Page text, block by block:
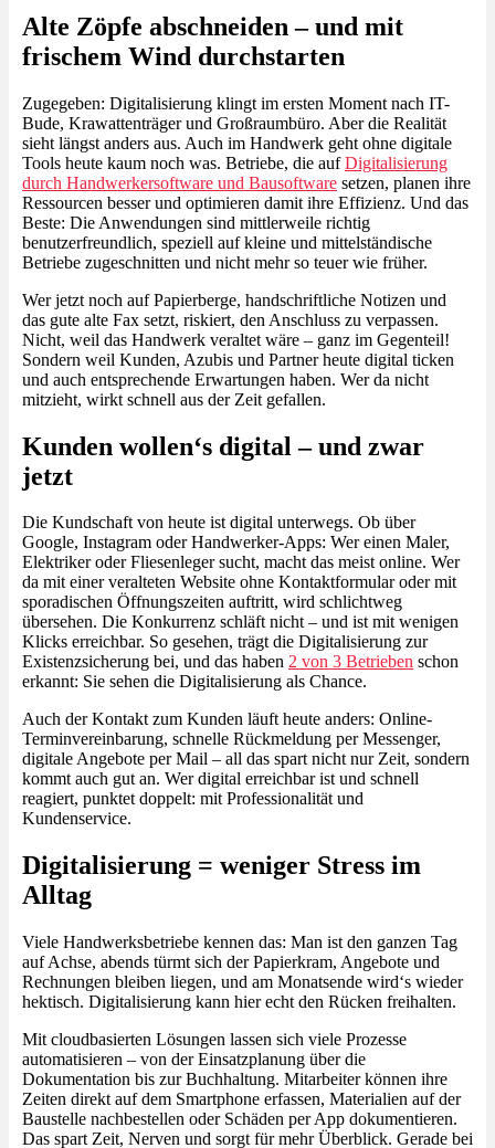
Alte Zöpfe abschneiden – und mit
frischem Wind durchstarten
Zugegeben: Digitalisierung klingt im ersten Moment nach IT-
Bude, Krawattenträger und Großraumbüro. Aber die Realität
sieht längst anders aus. Auch im Handwerk geht ohne digitale
Tools heute kaum noch was. Betriebe, die aufDigitalisierung
durch Handwerkersoftware und Bausoftware setzen, planen ihre
Ressourcen besser und optimieren damit ihre Effizienz. Und das
Beste: Die Anwendungen sind mittlerweile richtig
benutzerfreundlich, speziell auf kleine und mittelständische
Betriebe zugeschnitten und nicht mehr so teuer wie früher.
Wer jetzt noch auf Papierberge, handschriftliche Notizen und
das gute alte Fax setzt, riskiert, den Anschluss zu verpassen.
Nicht, weil das Handwerk veraltet wäre – ganz im Gegenteil!
Sondern weil Kunden, Azubis und Partner heute digital ticken
und auch entsprechende Erwartungen haben. Wer da nicht
mitzieht, wirkt schnell aus der Zeit gefallen.
Kunden wollen‘s digital – und zwar
jetzt
Die Kundschaft von heute ist digital unterwegs. Ob über
Google, Instagram oder Handwerker-Apps: Wer einen Maler,
Elektriker oder Fliesenleger sucht, macht das meist online. Wer
da mit einer veralteten Website ohne Kontaktformular oder mit
sporadischen Öffnungszeiten auftritt, wird schlichtweg
übersehen. Die Konkurrenz schläft nicht – und ist mit wenigen
Klicks erreichbar. So gesehen, trägt die Digitalisierung zur
Existenzsicherung bei, und das haben 2 von 3 Betrieben schon
erkannt: Sie sehen die Digitalisierung als Chance.
Auch der Kontakt zum Kunden läuft heute anders: Online-
Terminvereinbarung, schnelle Rückmeldung per Messenger,
digitale Angebote per Mail – all das spart nicht nur Zeit, sondern
kommt auch gut an. Wer digital erreichbar ist und schnell
reagiert, punktet doppelt: mit Professionalität und
Kundenservice.
Digitalisierung = weniger Stress im
Alltag
Viele Handwerksbetriebe kennen das: Man ist den ganzen Tag
auf Achse, abends türmt sich der Papierkram, Angebote und
Rechnungen bleiben liegen, und am Monatsende wird‘s wieder
hektisch. Digitalisierung kann hier echt den Rücken freihalten.
Mit cloudbasierten Lösungen lassen sich viele Prozesse
automatisieren – von der Einsatzplanung über die
Dokumentation bis zur Buchhaltung. Mitarbeiter können ihre
Zeiten direkt auf dem Smartphone erfassen, Materialien auf der
Baustelle nachbestellen oder Schäden per App dokumentieren.
Das spart Zeit, Nerven und sorgt für mehr Überblick. Gerade bei